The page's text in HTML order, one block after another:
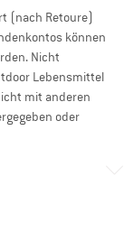
(nach Retoure)
können
Nicht
Lebensmittel
mit anderen
oder